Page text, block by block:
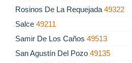
Rosinos De La Requejada 49322
Salce 49211
Samir De Los Caños 49513
San Agustín Del Pozo 49135